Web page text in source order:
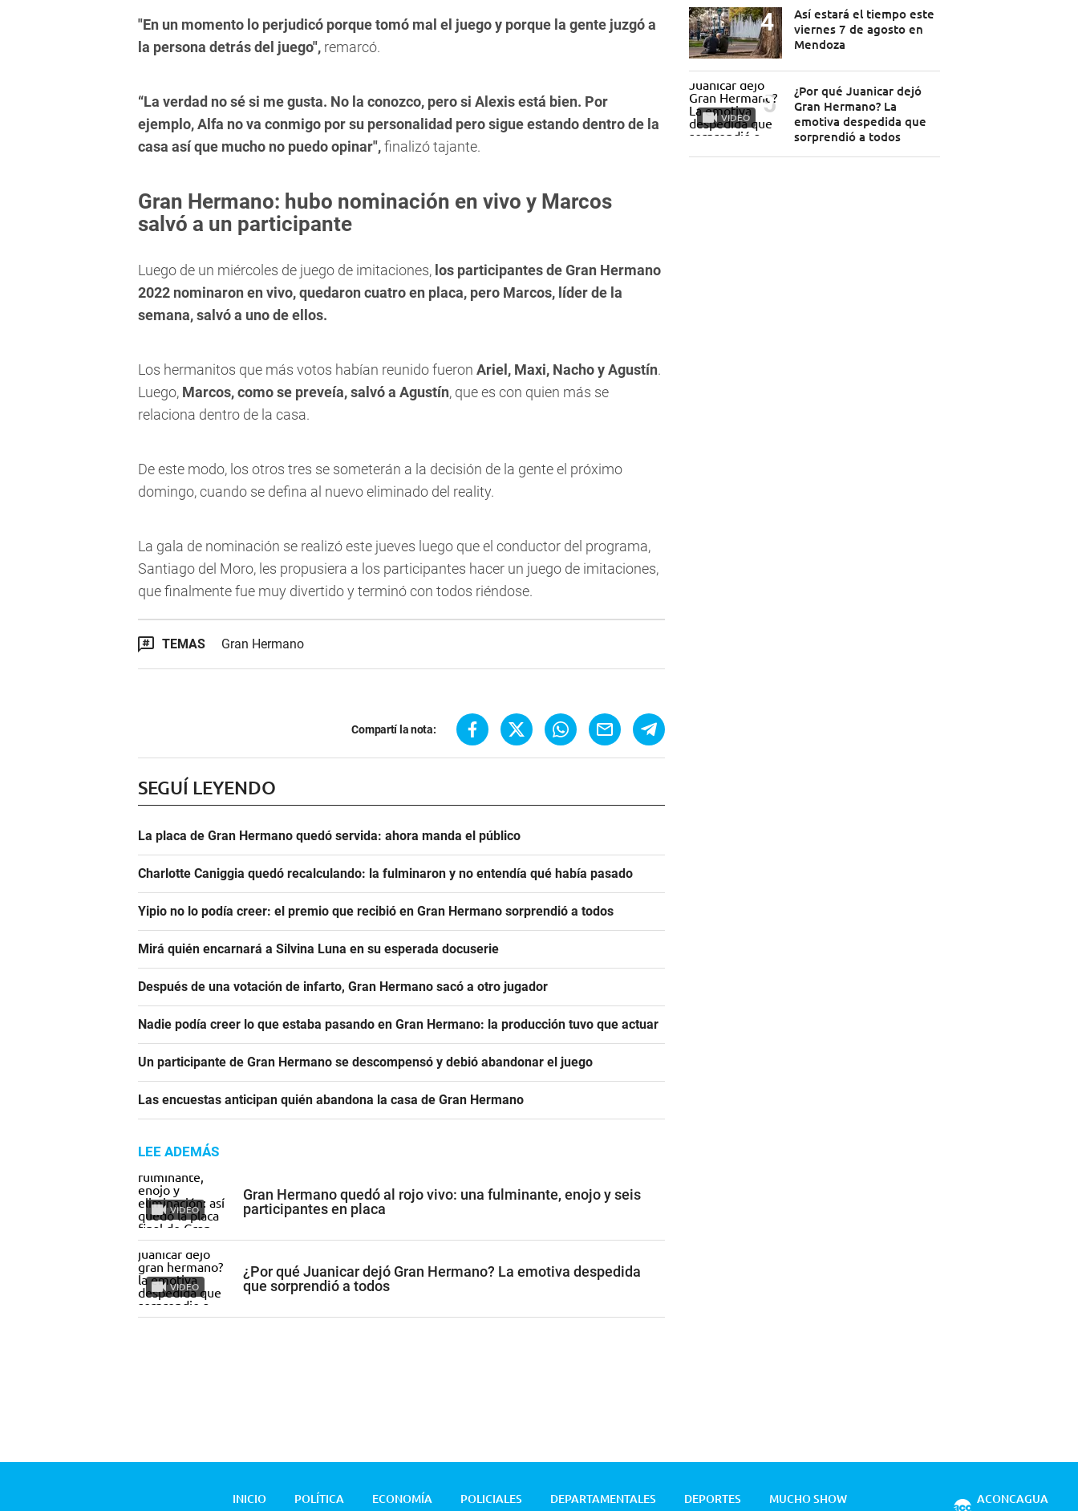
"En un momento lo perjudicó porque tomó mal el juego y porque la gente juzgó a
la persona detrás del juego", remarcó.
“La verdad no sé si me gusta. No la conozco, pero si Alexis está bien. Por
ejemplo, Alfa no va conmigo por su personalidad pero sigue estando dentro de la
casa así que mucho no puedo opinar",finalizó tajante.
Gran Hermano: hubo nominación en vivo y Marcos
salvó a un participante
Luego de un miércoles de juego de imitaciones, los participantes de Gran Hermano
2022 nominaron en vivo, quedaron cuatro en placa, pero Marcos, líder de la
semana, salvó a uno de ellos.
Los hermanitos que más votos habían reunido fueron Ariel, Maxi, Nacho y Agustín.
Luego, Marcos, como se preveía, salvó a Agustín, que es con quien más se
relaciona dentro de la casa.
De este modo, los otros tres se someterán a la decisión de la gente el próximo
domingo, cuando se defina al nuevo eliminado del reality.
La gala de nominación se realizó este jueves luego que el conductor del programa,
Santiago del Moro, les propusiera a los participantes hacer un juego de imitaciones,
que finalmente fue muy divertido y terminó con todos riéndose.
TEMAS Gran Hermano
Compartí la nota:
SEGUÍ LEYENDO
La placa de Gran Hermano quedó servida: ahora manda el público
Charlotte Caniggia quedó recalculando: la fulminaron y no entendía qué había pasado
Yipio no lo podía creer: el premio que recibió en Gran Hermano sorprendió a todos
Mirá quién encarnará a Silvina Luna en su esperada docuserie
Después de una votación de infarto, Gran Hermano sacó a otro jugador
Nadie podía creer lo que estaba pasando en Gran Hermano: la producción tuvo que actuar
Un participante de Gran Hermano se descompensó y debió abandonar el juego
Las encuestas anticipan quién abandona la casa de Gran Hermano
LEE ADEMÁS
VIDEO
Gran Hermano quedó al rojo vivo: una fulminante, enojo y seis
participantes en placa
VIDEO
¿Por qué Juanicar dejó Gran Hermano? La emotiva despedida
que sorprendió a todos
Así estará el tiempo este
viernes 7 de agosto en
Mendoza
VIDEO
¿Por qué Juanicar dejó
Gran Hermano? La
emotiva despedida que
sorprendió a todos
INICIO POLÍTICA ECONOMÍA POLICIALES DEPARTAMENTALES DEPORTES
MUCHO SHOW
ACONCAGUA